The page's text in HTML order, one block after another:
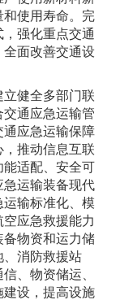
使用寿命。完
强化重点交通
面改善交通设
健全多部门联
通应急运输管
应急运输保障
推动信息互联
适配、安全可
运输装备现代
输标准化、模
应急救援能力
物资和运力储
、消防救援站
、物资储运、
建设，提高设施